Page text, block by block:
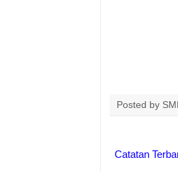
Posted by
Catatan